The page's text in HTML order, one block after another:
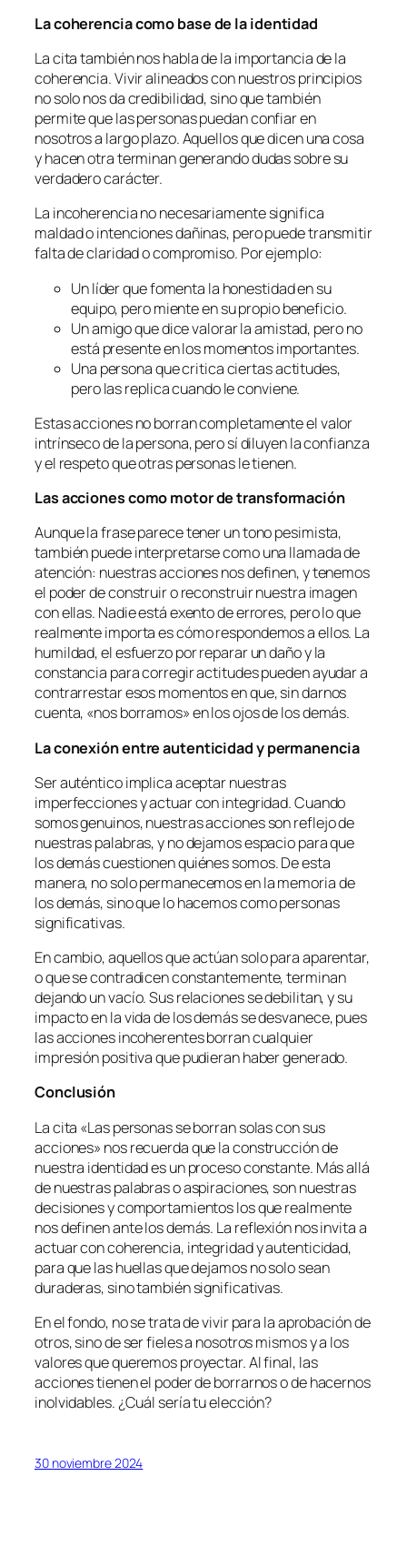
La coherencia como base de la identidad
La cita también nos habla de la importancia de la
coherencia. Vivir alineados con nuestros principios
no solo nos da credibilidad, sino que también
permite que las personas puedan confiar en
nosotros a largo plazo. Aquellos que dicen una cosa
y hacen otra terminan generando dudas sobre su
verdadero carácter.
La incoherencia no necesariamente significa
maldad o intenciones dañinas, pero puede transmitir
falta de claridad o compromiso. Por ejemplo:
Un líder que fomenta la honestidad en su
equipo, pero miente en su propio beneficio.
Un amigo que dice valorar la amistad, pero no
está presente en los momentos importantes.
Una persona que critica ciertas actitudes,
pero las replica cuando le conviene.
Estas acciones no borran completamente el valor
intrínseco de la persona, pero sí diluyen la confianza
y el respeto que otras personas le tienen.
Las acciones como motor de transformación
Aunque la frase parece tener un tono pesimista,
también puede interpretarse como una llamada de
atención: nuestras acciones nos definen, y tenemos
el poder de construir o reconstruir nuestra imagen
con ellas. Nadie está exento de errores, pero lo que
realmente importa es cómo respondemos a ellos. La
humildad, el esfuerzo por reparar un daño y la
constancia para corregir actitudes pueden ayudar a
contrarrestar esos momentos en que, sin darnos
cuenta, «nos borramos» en los ojos de los demás.
La conexión entre autenticidad y permanencia
Ser auténtico implica aceptar nuestras
imperfecciones y actuar con integridad. Cuando
somos genuinos, nuestras acciones son reflejo de
nuestras palabras, y no dejamos espacio para que
los demás cuestionen quiénes somos. De esta
manera, no solo permanecemos en la memoria de
los demás, sino que lo hacemos como personas
significativas.
En cambio, aquellos que actúan solo para aparentar,
o que se contradicen constantemente, terminan
dejando un vacío. Sus relaciones se debilitan, y su
impacto en la vida de los demás se desvanece, pues
las acciones incoherentes borran cualquier
impresión positiva que pudieran haber generado.
Conclusión
La cita «Las personas se borran solas con sus
acciones» nos recuerda que la construcción de
nuestra identidad es un proceso constante. Más allá
de nuestras palabras o aspiraciones, son nuestras
decisiones y comportamientos los que realmente
nos definen ante los demás. La reflexión nos invita a
actuar con coherencia, integridad y autenticidad,
para que las huellas que dejamos no solo sean
duraderas, sino también significativas.
En el fondo, no se trata de vivir para la aprobación de
otros, sino de ser fieles a nosotros mismos y a los
valores que queremos proyectar. Al final, las
acciones tienen el poder de borrarnos o de hacernos
inolvidables. ¿Cuál sería tu elección?
30 noviembre 2024